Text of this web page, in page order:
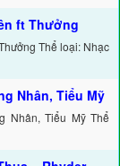
ft Thưởng
Thể loại: Nhạc
Nhân, Tiểu Mỹ
Nhân, Tiểu Mỹ Thể